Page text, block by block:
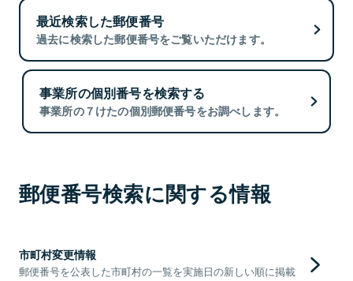
最近検索した郵便番号
過去に検索した郵便番号をご覧いただけます。
事業所の個別番号を検索する
事業所の７けたの個別郵便番号をお調べします。
郵便番号検索に関する情報
市町村変更情報
郵便番号を公表した市町村の一覧を実施日の新しい順に掲載